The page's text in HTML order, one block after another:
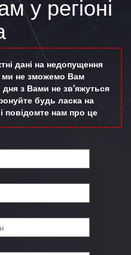
у регіоні
дані на недопущення
ми не зможемо Вам
дня з Вами не зв'яжуться
будь ласка на
повідомте нам про це